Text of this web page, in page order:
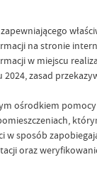
na stronie
w miejscu
zasad
ośrodkiem pomocy
sposób
oraz